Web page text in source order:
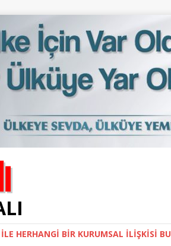
HERHANGI BIR KURUMSAL İLIŞKISI